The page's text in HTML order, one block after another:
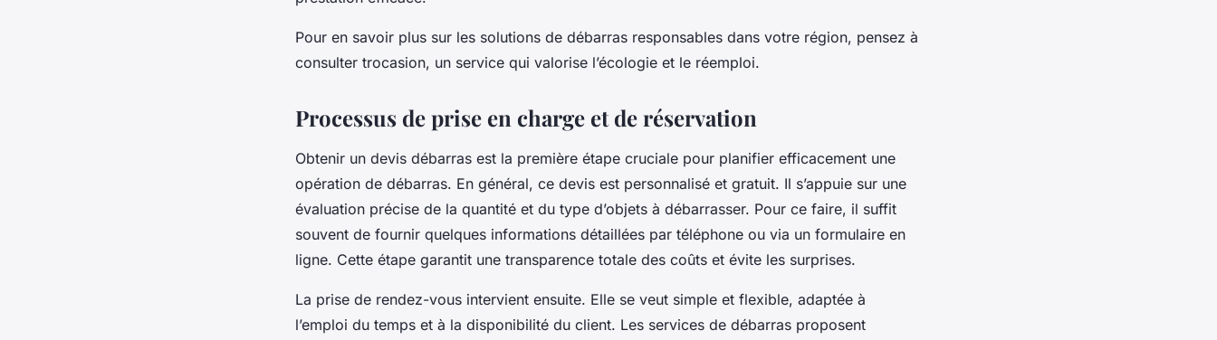
Pour en savoir plus sur les solutions de débarras responsables dans votre région, pensez à
consulter trocasion, un service qui valorise l’écologie et le réemploi.
Processus de prise en charge et de réservation
Obtenir un devis débarras est la première étape cruciale pour planifier efficacement une
opération de débarras. En général, ce devis est personnalisé et gratuit. Il s’appuie sur une
évaluation précise de la quantité et du type d’objets à débarrasser. Pour ce faire, il suffit
souvent de fournir quelques informations détaillées par téléphone ou via un formulaire en
ligne. Cette étape garantit une transparence totale des coûts et évite les surprises.
La prise de rendez-vous intervient ensuite. Elle se veut simple et flexible, adaptée à
l’emploi du temps et à la disponibilité du client. Les services de débarras proposent